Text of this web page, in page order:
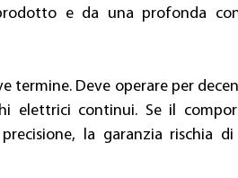
e da una profonda
Deve operare per
elettrici continui. Se il
la garanzia rischia di